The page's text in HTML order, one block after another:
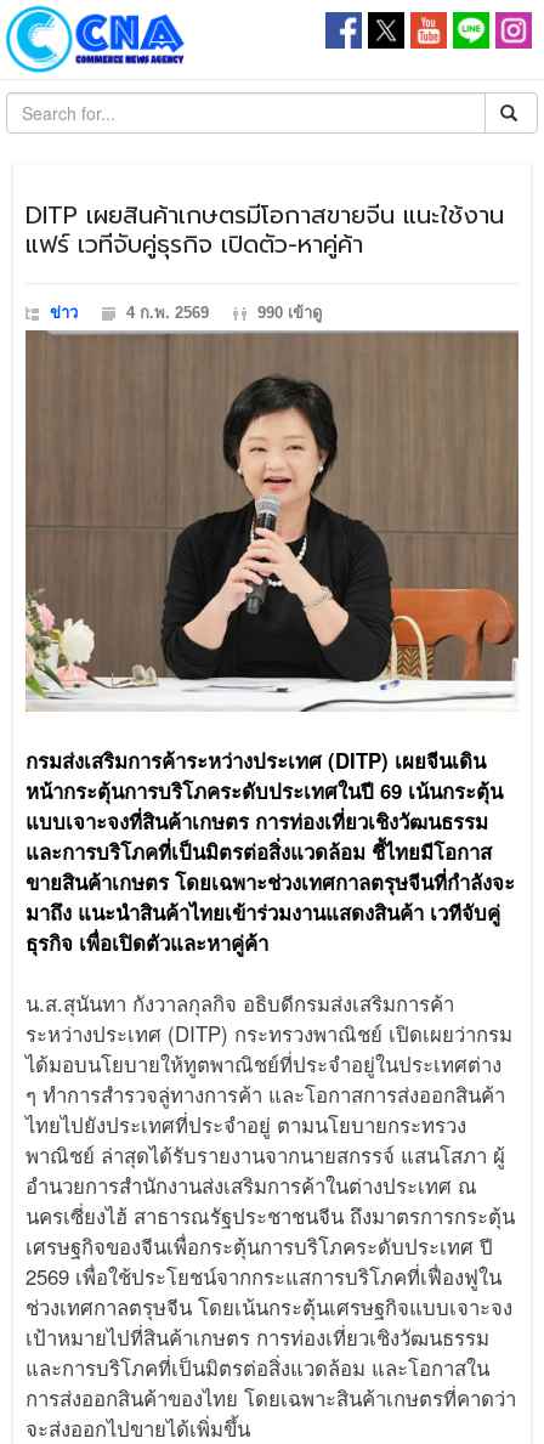
DITP เผยสินค้าเกษตรมีโอกาสขายจีน แนะใช้งาน
แฟร์ เวทีจับคู่ธุรกิจ เปิดตัว-หาคู่ค้า
ข่าว 4 ก.พ. 2569 990 เข้าดู
กรมส่งเสริมการค้าระหว่างประเทศ (DITP) เผยจีนเดิน
หน้ากระตุ้นการบริโภคระดับประเทศในปี 69 เน้นกระตุ้น
แบบเจาะจงที่สินค้าเกษตร การท่องเที่ยวเชิงวัฒนธรรม
และการบริโภคที่เป็นมิตรต่อสิ่งแวดล้อม ชี้ไทยมีโอกาส
ขายสินค้าเกษตร โดยเฉพาะช่วงเทศกาลตรุษจีนที่กำลังจะ
มาถึง แนะนำสินค้าไทยเข้าร่วมงานแสดงสินค้า เวทีจับคู่
ธุรกิจ เพื่อเปิดตัวและหาคู่ค้า
น.ส.สุนันทา กังวาลกุลกิจ อธิบดีกรมส่งเสริมการค้า
ระหว่างประเทศ (DITP) กระทรวงพาณิชย์ เปิดเผยว่ากรม
ได้มอบนโยบายให้ทูตพาณิชย์ที่ประจำอยู่ในประเทศต่าง
ๆ ทำการสำรวจลู่ทางการค้า และโอกาสการส่งออกสินค้า
ไทยไปยังประเทศที่ประจำอยู่ ตามนโยบายกระทรวง
พาณิชย์ ล่าสุดได้รับรายงานจากนายสกรรจ์ แสนโสภา ผู้
อำนวยการสำนักงานส่งเสริมการค้าในต่างประเทศ ณ
นครเซี่ยงไฮ้ สาธารณรัฐประชาชนจีน ถึงมาตรการกระตุ้น
เศรษฐกิจของจีนเพื่อกระตุ้นการบริโภคระดับประเทศ ปี
2569 เพื่อใช้ประโยชน์จากกระแสการบริโภคที่เฟื่องฟูใน
ช่วงเทศกาลตรุษจีน โดยเน้นกระตุ้นเศรษฐกิจแบบเจาะจง
เป้าหมายไปที่สินค้าเกษตร การท่องเที่ยวเชิงวัฒนธรรม
และการบริโภคที่เป็นมิตรต่อสิ่งแวดล้อม และโอกาสใน
การส่งออกสินค้าของไทย โดยเฉพาะสินค้าเกษตรที่คาดว่า
จะส่งออกไปขายได้เพิ่มขึ้น